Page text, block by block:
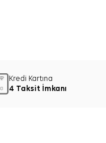
Kredi Kartına
4 Taksit İmkanı